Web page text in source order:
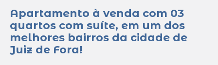
Apartamento à venda com 03
quartos com suíte, em um dos
melhores bairros da cidade de
Juiz de Fora!